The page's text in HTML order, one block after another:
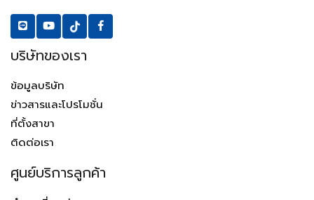
บริษัทของเรา
ข้อมูลบริษัท
ข่าวสารและโปรโมชั่น
ที่ตั้งสาขา
ติดต่อเรา
ศูนย์บริการลูกค้า